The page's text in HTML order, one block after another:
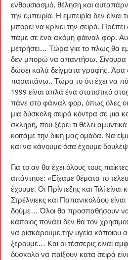
ενθουσιασμό, θέληση και
την εμπειρία. Η εμπειρία δεν είναι
μπορεί να κρίνει την σειρά.
πάμε σε ένα ακόμη φάιναλ φορ.
μετρήσει… Τώρα για το πλως θα
δεν μπορώ να απαντήσω. Σίγουρα
δώσει καλά δείγματα γραφής. Άρα
παραπάνω.. Τώρα το ότι έχει να
1999 είναι απλά ένα στατιστικό
πάνε στο φάιναλ φορ, όπως όλες
μια δύσκολη σειρά κόντρα σε μια
σκληρή, που ξέρει τι θέλει
κοιτάμε την δική μας ομάδα. Να
και να κάνουμε όσα έχουμε
Για το αν θα έχει όλους τους
απάντησε: «Είχαμε θέματα το
έχουμε. Οι Πρίντεζης και Τιλί
Στρέλνιεκς και Παπανικολάου
δούμε… Όλοι θα προσπαθήσουν
κάποιος πονάει δεν θα τον
να ρισκάρουμε την υγεία κάποιου
ξέρουμε… Και οι τέσσερις είναι
δύσκολο να παίξουν κατά σειρά